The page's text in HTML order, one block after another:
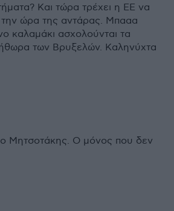
Και τώρα τρέχει η ΕΕ να
την ώρα της αντάρας. Μπααα
καλαμάκι ασχολούνται τα
των Βρυξελών. Καληνύχτα
ο Μητσοτάκης. Ο μόνος που δεν